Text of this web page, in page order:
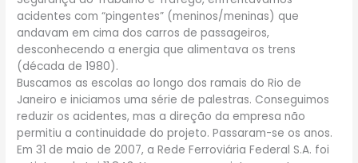
acidentes com “pingentes” (meninos/meninas) que
andavam em cima dos carros de passageiros,
desconhecendo a energia que alimentava os trens
(década de 1980).
Buscamos as escolas ao longo dos ramais do Rio de
Janeiro e iniciamos uma série de palestras. Conseguimos
reduzir os acidentes, mas a direção da empresa não
permitiu a continuidade do projeto. Passaram-se os anos.
Em 31 de maio de 2007, a Rede Ferroviária Federal S.A. foi